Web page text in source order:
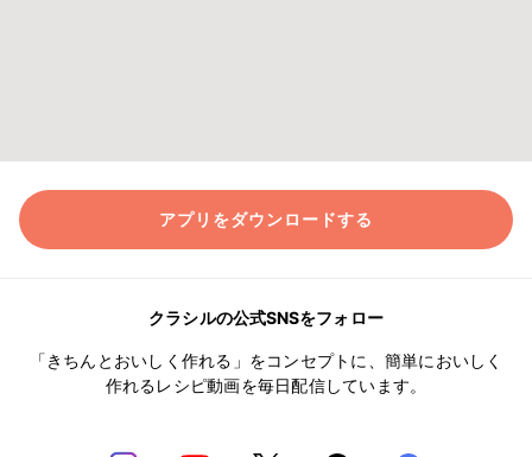
アプリをダウンロードする
クラシルの公式SNSをフォロー
「きちんとおいしく作れる」をコンセプトに、簡単においしく
作れるレシピ動画を毎日配信しています。